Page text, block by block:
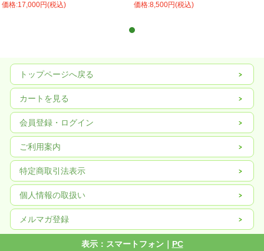
価格:17,000円(税込) 価格:8,500円(税込)
トップページへ戻る
カートを見る
会員登録・ログイン
ご利用案内
特定商取引法表示
個人情報の取扱い
メルマガ登録
表示：スマートフォン｜ PC